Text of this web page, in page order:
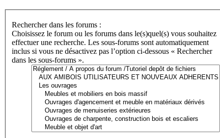
Rechercher dans les forums :
Choisissez le forum ou les forums dans le(s)quel(s) vous souhaitez
effectuer une recherche. Les sous-forums sont automatiquement
inclus si vous ne désactivez pas l’option ci-dessous « Rechercher
dans les sous-forums ».